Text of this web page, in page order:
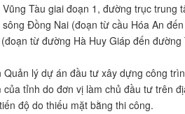
Tàu giai đoạn 1, đường trục trung
Đồng Nai (đoạn từ cầu Hóa An
từ đường Hà Huy Giáp đến
lý dự án đầu tư xây dựng công
tỉnh do đơn vị làm chủ đầu tư trên
độ do thiếu mặt bằng thi công.